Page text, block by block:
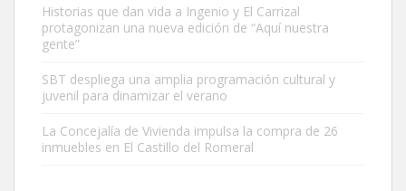
Este gato macho ha aparecido en la calle hace menos de un mes,
es muy manso y extremadamente cari...
Leales.org » Gran Canaria
Historias que dan vida a Ingenio y El Carrizal
protagonizan una nueva edición de “Aquí nuestra
gente”
SBT despliega una amplia programación cultural y
juvenil para dinamizar el verano
La Concejalía de Vivienda impulsa la compra de 26
inmuebles en El Castillo del Romeral